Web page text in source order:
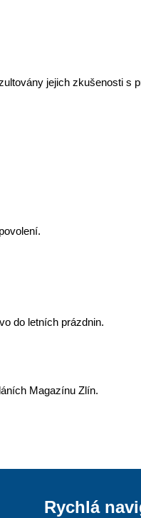
jejich zkušenosti
do letních prázdnin.
Magazínu Zlín.
Rychlá